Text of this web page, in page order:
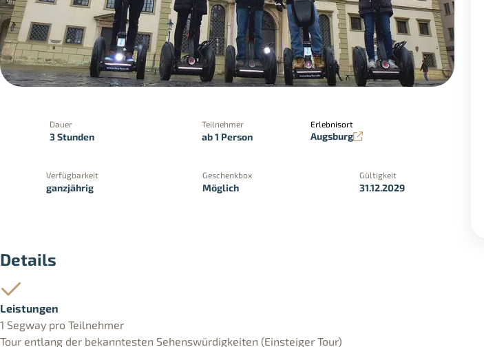
Dauer
3 Stunden
Teilnehmer
ab 1 Person
Erlebnisort
Augsburg
Verfügbarkeit
ganzjährig
Geschenkbox
Möglich
Gültigkeit
31.12.2029
Details
Leistungen
1 Segway pro Teilnehmer
Tour entlang der bekanntesten Sehenswürdigkeiten (Einsteiger Tour)